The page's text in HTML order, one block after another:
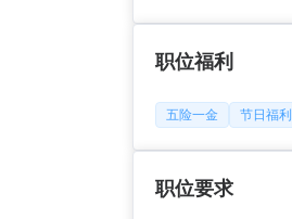
职位福利
五险一金 节日福利
职位要求